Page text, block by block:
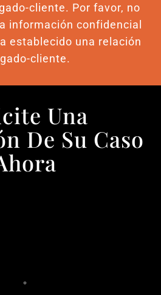
cliente. Por favor, no
información confidencial
establecido una relación
cliente.
Una
De Su Caso